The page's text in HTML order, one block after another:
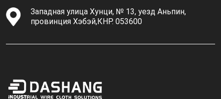
Западная улица Хунци, № 13, уезд Аньпин,
провинция Хэбэй,КНР. 053600